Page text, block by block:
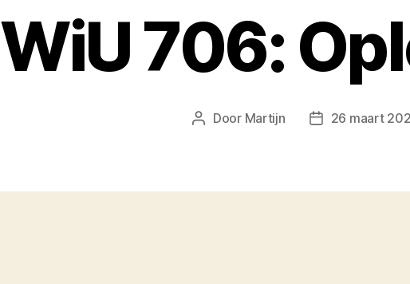
WiU 706:
Berichtauteur
Door Martijn Berichtdatum
26 maart